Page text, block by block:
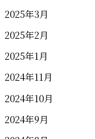
2025年3月
2025年2月
2025年1月
2024年11月
2024年10月
2024年9月